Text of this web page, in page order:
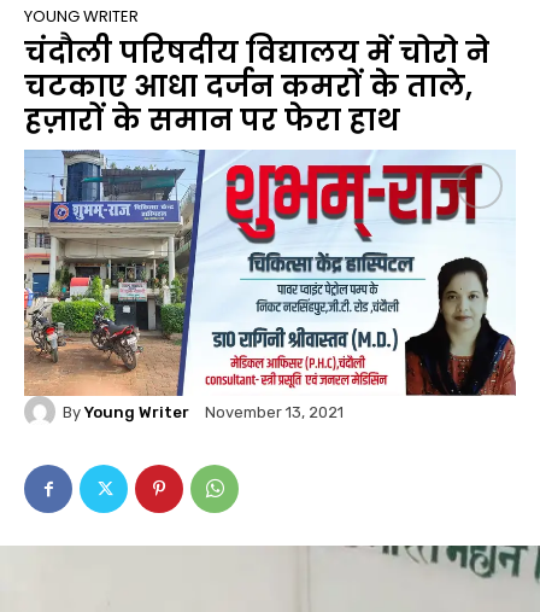
YOUNG WRITER
चंदौली परिषदीय विद्यालय में चोरो ने
चटकाए आधा दर्जन कमरों के ताले,
हज़ारों के समान पर फेरा हाथ
By Young Writer November 13, 2021